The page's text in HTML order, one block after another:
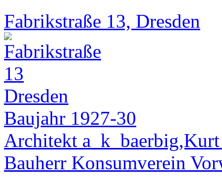
Fabrikstraße 13, Dresden
Baujahr 1927-30
Architekt
Bauherr Konsumverein